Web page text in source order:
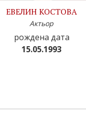
ЕВЕЛИН КОСТОВА
Актьор
рождена дата
15.05.1993